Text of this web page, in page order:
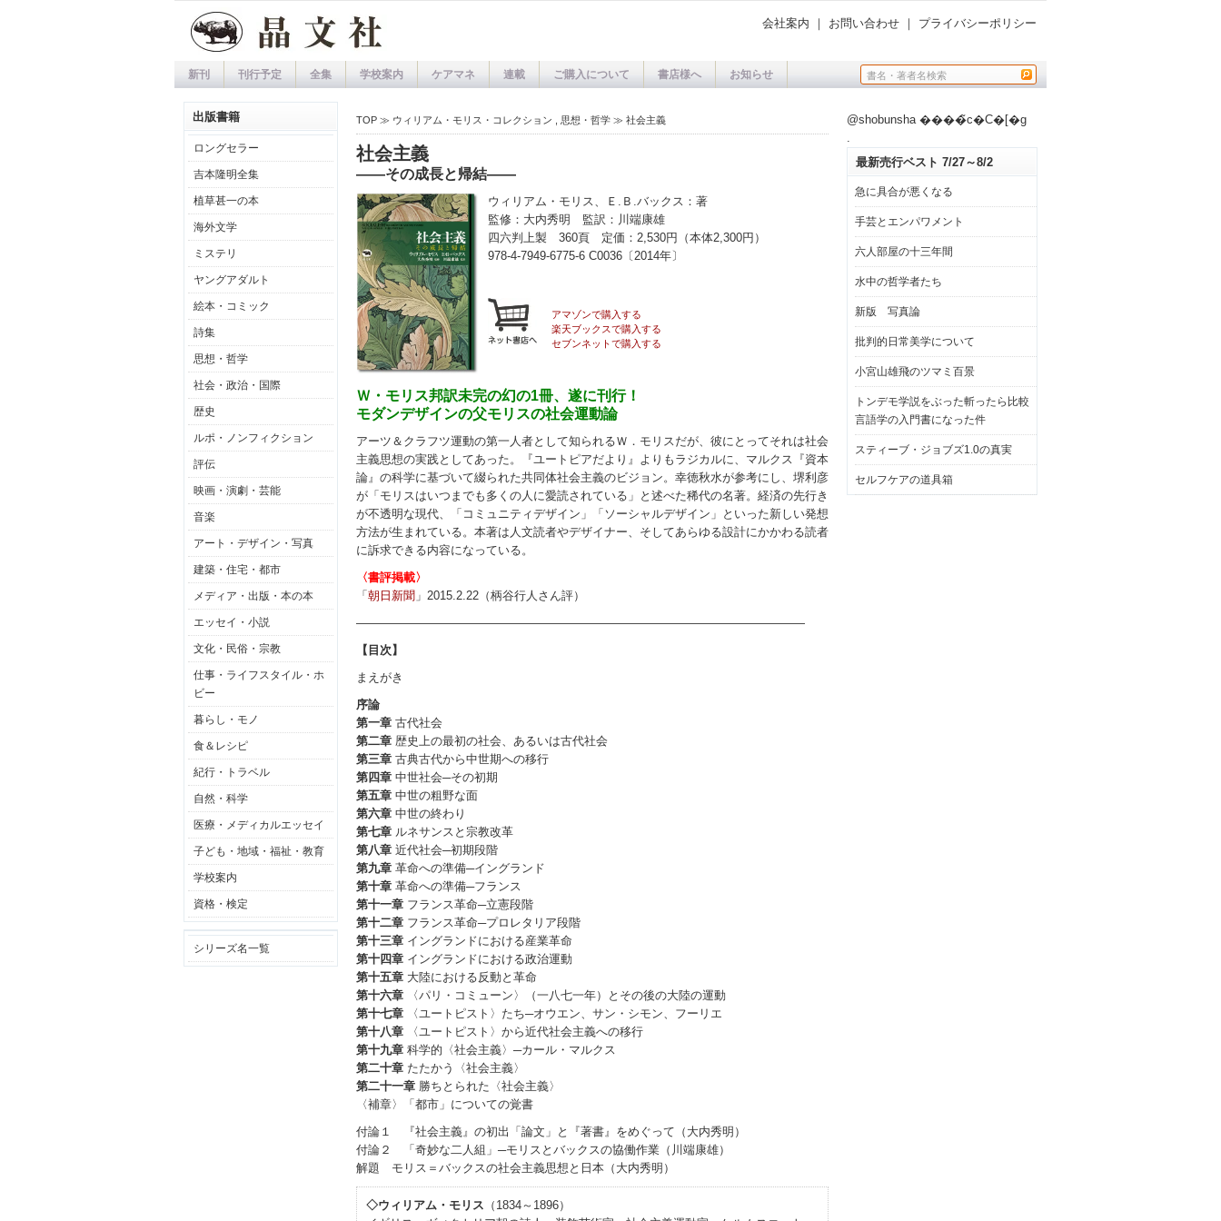
会社案内 ｜ お問い合わせ ｜ プライバシーポリシー
新刊 刊行予定 全集 学校案内 ケアマネ 連載 ご購入について 書店様へ お知らせ
出版書籍
ロングセラー
吉本隆明全集
植草甚一の本
海外文学
ミステリ
ヤングアダルト
絵本・コミック
詩集
思想・哲学
社会・政治・国際
歴史
ルポ・ノンフィクション
評伝
映画・演劇・芸能
音楽
アート・デザイン・写真
建築・住宅・都市
メディア・出版・本の本
エッセイ・小説
文化・民俗・宗教
仕事・ライフスタイル・ホ
ビー
暮らし・モノ
食＆レシピ
紀行・トラベル
自然・科学
医療・メディカルエッセイ
子ども・地域・福祉・教育
学校案内
資格・検定
シリーズ名一覧
TOP ≫ ウィリアム・モリス・コレクション 思想・哲学 ≫ 社会主義
社会主義
――その成長と帰結――
ウィリアム・モリス、Ｅ.Ｂ.バックス：著
監修：大内秀明 監訳：川端康雄
四六判上製 360頁 定価：2,530円（本体2,300円）
978-4-7949-6775-6 C0036〔2014年〕
アマゾンで購入する
楽天ブックスで購入する
セブンネットで購入する
Ｗ・モリス邦訳未完の幻の1冊、遂に刊行！
モダンデザインの父モリスの社会運動論
アーツ＆クラフツ運動の第一人者として知られるＷ．モリスだが、彼にとってそれは社会
主義思想の実践としてあった。『ユートピアだより』よりもラジカルに、マルクス『資本
論』の科学に基づいて綴られた共同体社会主義のビジョン。幸徳秋水が参考にし、堺利彦
が「モリスはいつまでも多くの人に愛読されている」と述べた稀代の名著。経済の先行き
が不透明な現代、「コミュニティデザイン」「ソーシャルデザイン」といった新しい発想
方法が生まれている。本著は人文読者やデザイナー、そしてあらゆる設計にかかわる読者
に訴求できる内容になっている。
〈書評掲載〉
「 朝日新聞 」2015.2.22（柄谷行人さん評）
――――――――――――――――――――――――――――――――――――――
【目次】
まえがき
序論
第一章 古代社会
第二章 歴史上の最初の社会、あるいは古代社会
第三章 古典古代から中世期への移行
第四章 中世社会─その初期
第五章 中世の粗野な面
第六章 中世の終わり
第七章 ルネサンスと宗教改革
第八章 近代社会─初期段階
第九章 革命への準備─イングランド
第十章 革命への準備─フランス
第十一章 フランス革命─立憲段階
第十二章 フランス革命─プロレタリア段階
第十三章 イングランドにおける産業革命
第十四章 イングランドにおける政治運動
第十五章 大陸における反動と革命
第十六章 〈パリ・コミューン〉（一八七一年）とその後の大陸の運動
第十七章 〈ユートピスト〉たち─オウエン、サン・シモン、フーリエ
第十八章 〈ユートピスト〉から近代社会主義への移行
第十九章 科学的〈社会主義〉─カール・マルクス
第二十章 たたかう〈社会主義〉
第二十一章 勝ちとられた〈社会主義〉
〈補章〉「都市」についての覚書
付論１ 『社会主義』の初出「論文」と『著書』をめぐって（大内秀明）
付論２ 「奇妙な二人組」─モリスとバックスの協働作業（川端康雄）
解題 モリス＝バックスの社会主義思想と日本（大内秀明）
◇ウィリアム・モリス （1834～1896）
@shobunsha ����̃c�C�[�g
.
最新売行ベスト 7/27～8/2
急に具合が悪くなる
手芸とエンパワメント
六人部屋の十三年間
水中の哲学者たち
新版 写真論
批判的日常美学について
小宮山雄飛のツマミ百景
トンデモ学説をぶった斬ったら比較
言語学の入門書になった件
スティーブ・ジョブズ1.0の真実
セルフケアの道具箱